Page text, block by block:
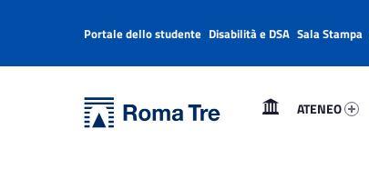
Allegato A - Università Roma Tre
ATENEO
Header info sidebar
Portale dello studente Disabilità e DSA Sala Stampa